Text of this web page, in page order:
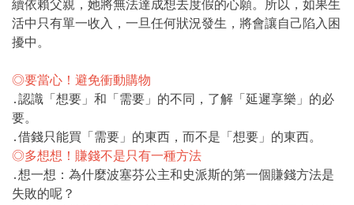
續依賴父親，她將無法達成想去度假的心願。所以，如果生
活中只有單一收入，一旦任何狀況發生，將會讓自己陷入困
擾中。
◎要當心！避免衝動購物
․認識「想要」和「需要」的不同，了解「延遲享樂」的必
要。
․借錢只能買「需要」的東西，而不是「想要」的東西。
◎多想想！賺錢不是只有一種方法
․想一想：為什麼波塞芬公主和史派斯的第一個賺錢方法是
失敗的呢？